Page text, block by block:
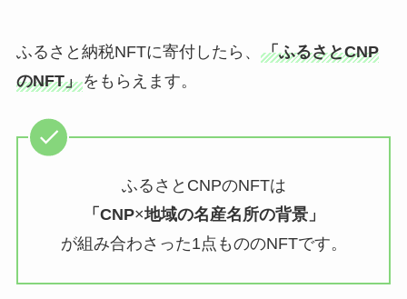
ふるさと納税NFTに寄付したら、 「ふるさとCNP
のNFT」をもらえます。
ふるさとCNPのNFTは
「CNP×地域の名産名所の背景」
が組み合わさった1点もののNFTです。